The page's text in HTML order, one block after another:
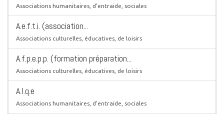
Associations humanitaires, d'entraide, sociales
A.e.f.t.i. (association...
Associations culturelles, éducatives, de loisirs
A.f.p.e.p.p. (formation préparation...
Associations culturelles, éducatives, de loisirs
A.l.q.e
Associations humanitaires, d'entraide, sociales